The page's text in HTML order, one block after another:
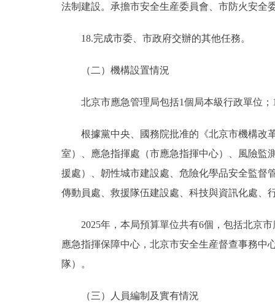
法制建設。承擔市安全生産委員會、市防火安全
18.完成市委、市政府交辦的其他任務。
（二）機構設置情況
北京市應急管理局包括1個局本級行政單位；
根據黨中央、國務院批准的《北京市機構改革
室）、應急指揮處（市應急指揮中心）、風險監
援處）、韌性城市建設處、危險化學品安全監督
傳動員處、救援隊伍建設處、科技與資訊化處、
2025年，本局預算單位共有6個，包括北京市
應急指揮保障中心，北京市安全生産督查事務
隊）。
（三）人員編制及實有情況